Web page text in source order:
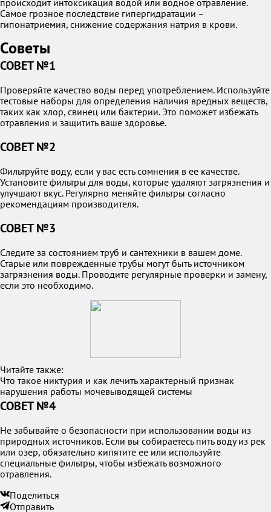
происходит интоксикация водой или водное отравление.
Самое грозное последствие гипергидратации –
гипонатриемия, снижение содержания натрия в крови.
Советы
СОВЕТ №1
Проверяйте качество воды перед употреблением. Используйте
тестовые наборы для определения наличия вредных веществ,
таких как хлор, свинец или бактерии. Это поможет избежать
отравления и защитить ваше здоровье.
СОВЕТ №2
Фильтруйте воду, если у вас есть сомнения в ее качестве.
Установите фильтры для воды, которые удаляют загрязнения и
улучшают вкус. Регулярно меняйте фильтры согласно
рекомендациям производителя.
СОВЕТ №3
Следите за состоянием труб и сантехники в вашем доме.
Старые или поврежденные трубы могут быть источником
загрязнения воды. Проводите регулярные проверки и замену,
если это необходимо.
Читайте также:
Что такое никтурия и как лечить характерный признак
нарушения работы мочевыводящей системы
СОВЕТ №4
Не забывайте о безопасности при использовании воды из
природных источников. Если вы собираетесь пить воду из рек
или озер, обязательно кипятите ее или используйте
специальные фильтры, чтобы избежать возможного
отравления.
Поделиться
Отправить